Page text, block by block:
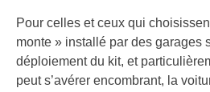
Pour celles et ceux qui
monte » installé par des garages
déploiement du kit, et
peut s’avérer encombrant, la